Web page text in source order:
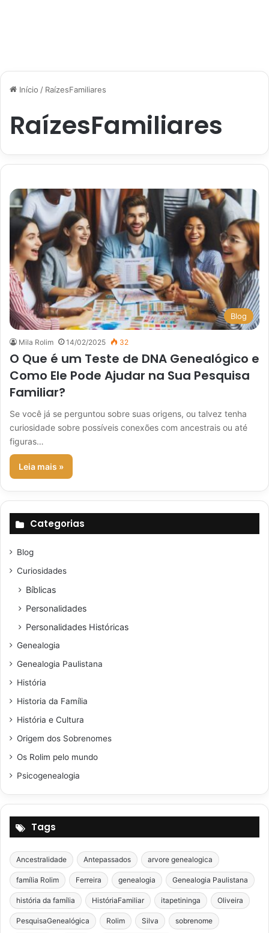
Início / RaízesFamiliares
RaízesFamiliares
Blog
Mila Rolim 14/02/2025 32
O Que é um Teste de DNA Genealógico e
Como Ele Pode Ajudar na Sua Pesquisa
Familiar?
Se você já se perguntou sobre suas origens, ou talvez tenha
curiosidade sobre possíveis conexões com ancestrais ou até
figuras…
Leia mais »
Categorias
Blog
Curiosidades
Bíblicas
Personalidades
Personalidades Históricas
Genealogia
Genealogia Paulistana
História
Historia da Família
História e Cultura
Origem dos Sobrenomes
Os Rolim pelo mundo
Psicogenealogia
Tags
Ancestralidade Antepassados arvore genealogica
família Rolim Ferreira genealogia Genealogia Paulistana
história da família HistóriaFamiliar itapetininga Oliveira
PesquisaGenealógica Rolim Silva sobrenome